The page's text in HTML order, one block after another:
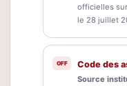
officielles
le 28 juillet
Code des
Source